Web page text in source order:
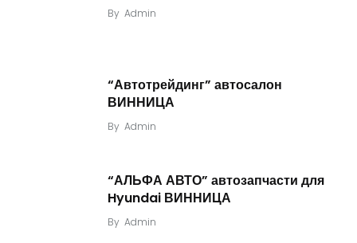
By Admin
“Автотрейдинг” автосалон
ВИННИЦА
By Admin
“АЛЬФА АВТО” автозапчасти для
Hyundai ВИННИЦА
By Admin